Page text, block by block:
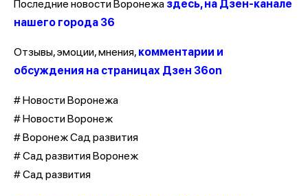
Последние новости Воронежа здесь, на Дзен-канале
нашего города 36
Отзывы, эмоции, мнения, комментарии и
обсуждения на страницах Дзен 36on
# Новости Воронежа
# Новости Воронеж
# Воронеж Сад развития
# Сад развития Воронеж
# Сад развития